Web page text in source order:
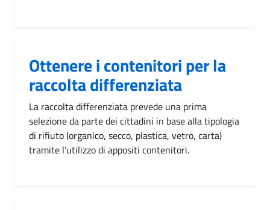
Ottenere i contenitori per la
raccolta differenziata
La raccolta differenziata prevede una prima
selezione da parte dei cittadini in base alla tipologia
di rifiuto (organico, secco, plastica, vetro, carta)
tramite l’utilizzo di appositi contenitori.